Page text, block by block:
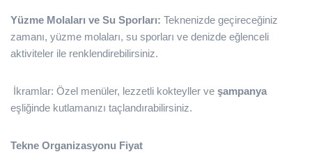
Yüzme Molaları ve Su Sporları: Teknenizde geçireceğiniz
zamanı, yüzme molaları, su sporları ve denizde eğlenceli
aktiviteler ile renklendirebilirsiniz.
İkramlar: Özel menüler, lezzetli kokteyller ve şampanya
eşliğinde kutlamanızı taçlandırabilirsiniz.
Tekne Organizasyonu Fiyat